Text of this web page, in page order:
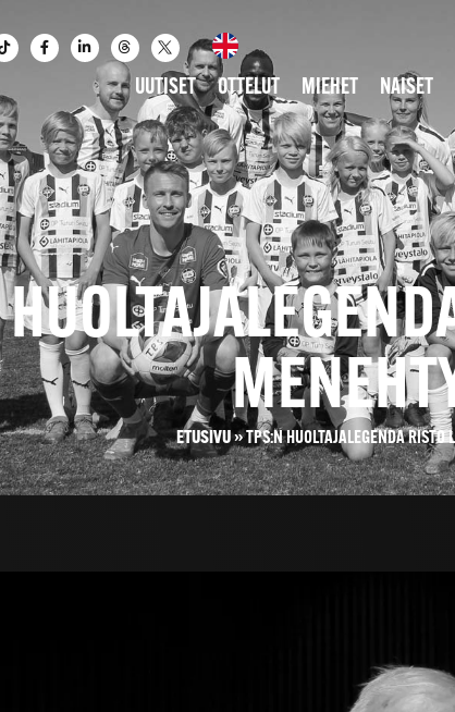
UUTISET OTTELUT MIEHET NAISET
ETUSIVU»TPS:N HUOLTAJALEGENDA